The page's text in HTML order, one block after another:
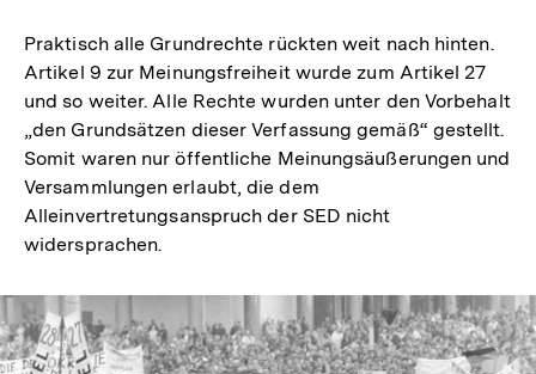
Praktisch alle Grundrechte rückten weit nach hinten.
Artikel 9 zur Meinungsfreiheit wurde zum Artikel 27
und so weiter. Alle Rechte wurden unter den Vorbehalt
„den Grundsätzen dieser Verfassung gemäß“ gestellt.
Somit waren nur öffentliche Meinungsäußerungen und
Versammlungen erlaubt, die dem
Alleinvertretungsanspruch der SED nicht
widersprachen.